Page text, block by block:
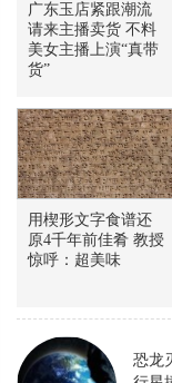
广东玉店紧跟潮流
请来主播卖货 不料
美女主播上演“真带
货”
用楔形文字食谱还
原4千年前佳肴 教授
惊呼：超美味
恐龙